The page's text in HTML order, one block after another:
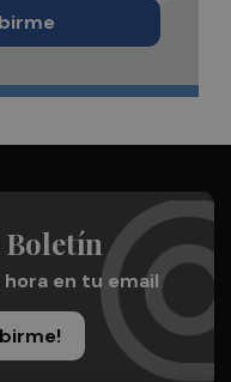
en tu email